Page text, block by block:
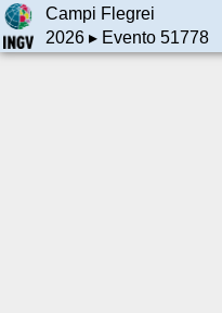
Campi Flegrei
2026▸ Evento 51778